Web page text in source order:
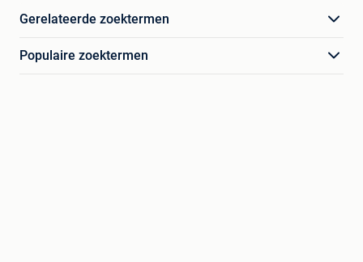
Gerelateerde zoektermen
Populaire zoektermen